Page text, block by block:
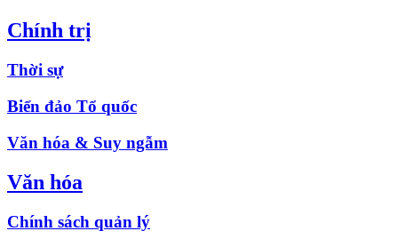
Chính trị
Thời sự
Biển đảo Tổ quốc
Văn hóa & Suy ngẫm
Văn hóa
Chính sách quản lý